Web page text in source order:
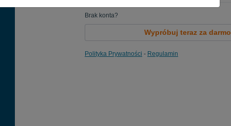
Brak konta?
Wypróbuj teraz za darmo
Polityka Prywatności - Regulamin